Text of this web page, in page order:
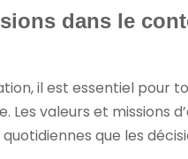
dans le
il est essentiel pour
valeurs et missions
que les